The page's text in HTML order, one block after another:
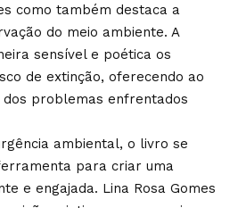
como também destaca a
do meio ambiente. A
sensível e poética os
de extinção, oferecendo ao
problemas enfrentados
ambiental, o livro se
para criar uma
e engajada. Lina Rosa Gomes